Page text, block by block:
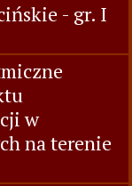
- gr. I
w
na terenie